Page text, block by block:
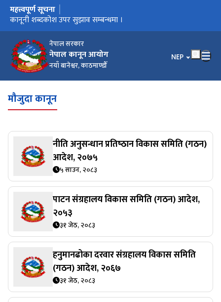
नेपाल सरकार
नेपाल कानून आयोग
नयाँ बानेश्वर, काठमाण्डौँ
भाषा चयन गर्नुहोस्
NEP
मुख्य नेभिगेसनमा जानुहोस्
महत्त्वपूर्ण सूचना
कार्यालय स्थानान्तरण भएको सूचना ।
कानूनी शब्दकोश उपर सुझाव सम्बन्धमा ।
कानूनी शब्दकोश
मौजुदा कानून
नीति अनुसन्धान प्रतिष्‍ठान विकास समिति (गठन)
आदेश, २०७५
५ साउन, २०८३
पाटन संग्रहालय विकास समिति (गठन) आदेश,
२०५३
३१ जेठ, २०८३
हनुमानढोका दरवार संग्रहालय विकास समिति
(गठन) आदेश, २०६७
३१ जेठ, २०८३